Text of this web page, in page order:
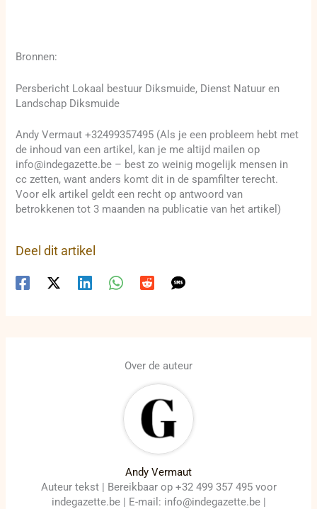
Bronnen:
Persbericht Lokaal bestuur Diksmuide, Dienst Natuur en
Landschap Diksmuide
Andy Vermaut +32499357495 (Als je een probleem hebt met
de inhoud van een artikel, kan je me altijd mailen op
info@indegazette.be – best zo weinig mogelijk mensen in
cc zetten, want anders komt dit in de spamfilter terecht.
Voor elk artikel geldt een recht op antwoord van
betrokkenen tot 3 maanden na publicatie van het artikel)
Deel dit artikel
Over de auteur
Andy Vermaut
Auteur tekst | Bereikbaar op +32 499 357 495 voor
indegazette.be | E-mail: info@indegazette.be |